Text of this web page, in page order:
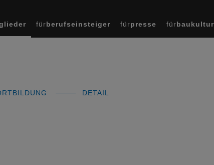
fürberufseinsteiger fürpresse fürbaukultur
DETAIL